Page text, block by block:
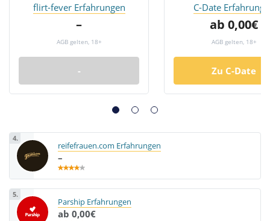
flirt-fever Erfahrungen
–
AGB gelten, 18+
-
C-Date
ab 0,00€
AGB gelten, 18+
Zu C-Date
4.
reifefrauen.com Erfahrungen
–
5.
Parship Erfahrungen
ab 0,00€